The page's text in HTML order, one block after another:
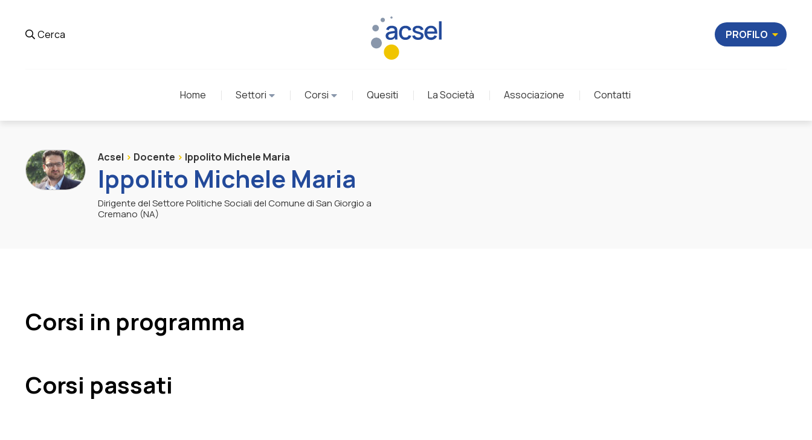
Cerca PROFILO
Home Settori Corsi Quesiti La Società Associazione Contatti
Acsel > Docente > Ippolito Michele Maria
Ippolito Michele Maria
Dirigente del Settore Politiche Sociali del Comune di San Giorgio a
Cremano (NA)
Corsi in programma
Corsi passati